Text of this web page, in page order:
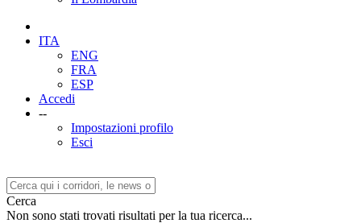
ITA
ENG
FRA
ESP
Accedi
--
Impostazioni profilo
Esci
Cerca
Non sono stati trovati risultati per la tua ricerca...